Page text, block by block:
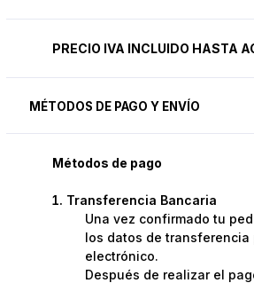
PRECIO IVA INCLUIDO HASTA
MÉTODOS DE PAGO Y ENVÍO
Métodos de pago
Transferencia Bancaria
Una vez confirmado tu
los datos de transferencia
electrónico.
Después de realizar el